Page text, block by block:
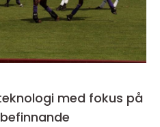
med fokus på